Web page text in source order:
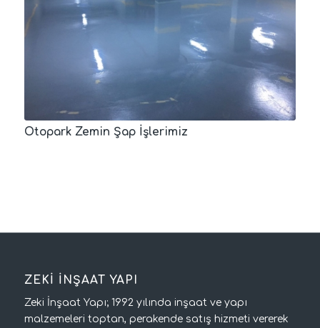
Otopark Zemin Şap İşlerimiz
ZEKİ İNŞAAT YAPI
Zeki İnşaat Yapı; 1992 yılında inşaat ve yapı
malzemeleri toptan, perakende satış hizmeti vererek